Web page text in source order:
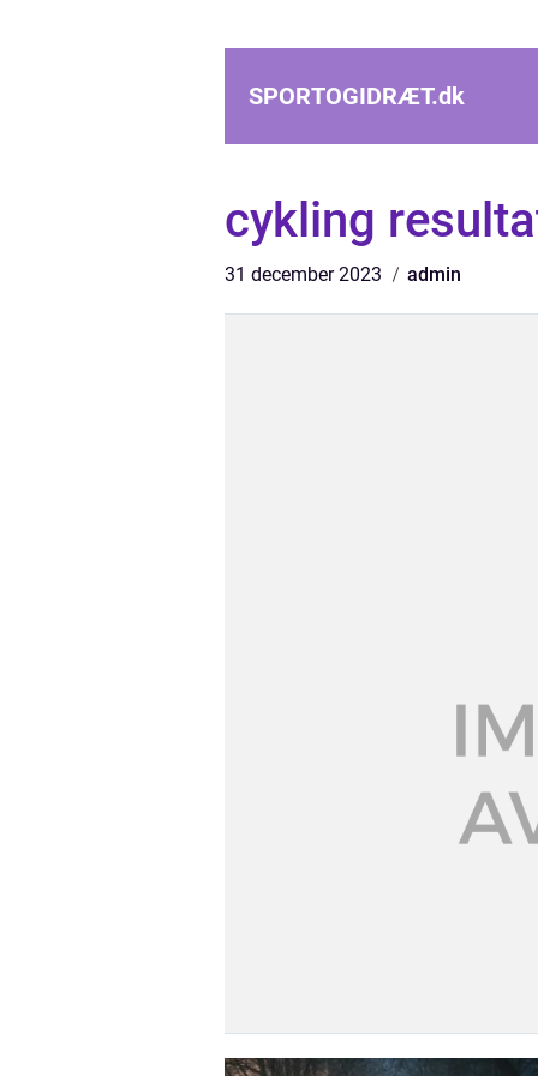
SPORTOGIDRÆT.dk
cykling
31 december 2023 admin